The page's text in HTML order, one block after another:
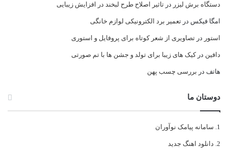
دستگاه برش لیزر در تاثیر اصلاح طرح لبخند در افزایش زیبایی
امگا فیکس در تعمیر برد الکترونیکی لوازم خانگی
استور در تصاویری از شعر کوتاه برای پروفایل و استوری
دافین درکیک های زیبا برای تولد و جشن ها با تم صورتی
هاتف در بررسی چسب پهن
دوستان ما
سامانه پیامک نوآوران
دانلود اهنگ جدید